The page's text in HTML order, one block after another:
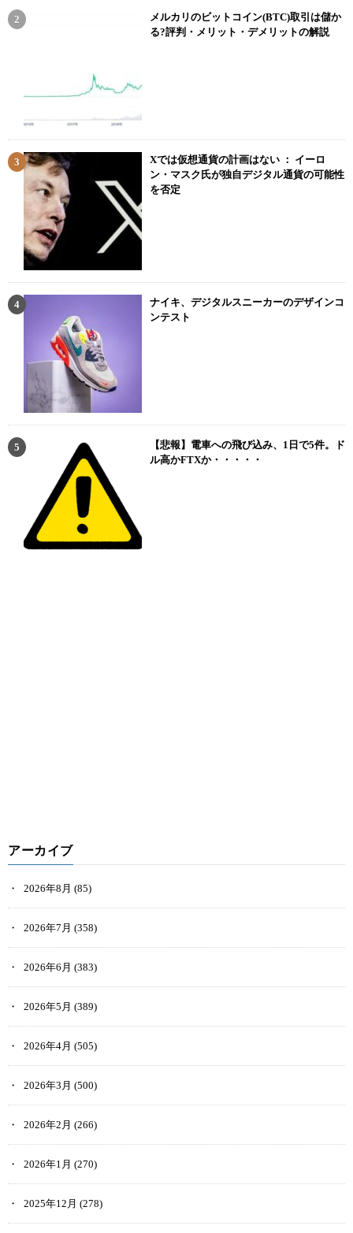
メルカリのビットコイン(BTC)取引は儲か
る?評判・メリット・デメリットの解説
Xでは仮想通貨の計画はない ： イーロ
ン・マスク氏が独自デジタル通貨の可能性
を否定
ナイキ、デジタルスニーカーのデザインコ
ンテスト
【悲報】電車への飛び込み、1日で5件。ド
ル高かFTXか・・・・・
アーカイブ
2026年8月 (85)
2026年7月 (358)
2026年6月 (383)
2026年5月 (389)
2026年4月 (505)
2026年3月 (500)
2026年2月 (266)
2026年1月 (270)
2025年12月 (278)